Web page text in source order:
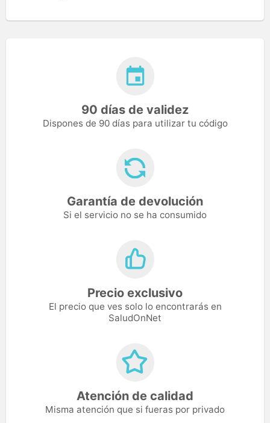
90 días de validez
Dispones de 90 días para utilizar tu código
Garantía de devolución
Si el servicio no se ha consumido
Precio exclusivo
El precio que ves solo lo encontrarás en
SaludOnNet
Atención de calidad
Misma atención que si fueras por privado